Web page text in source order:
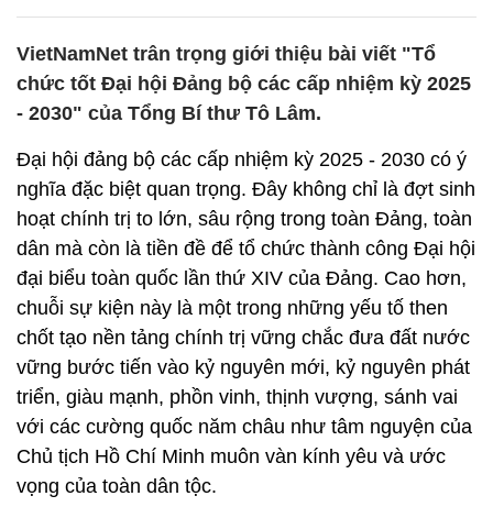
VietNamNet trân trọng giới thiệu bài viết "Tổ
chức tốt Đại hội Đảng bộ các cấp nhiệm kỳ 2025
- 2030" của Tổng Bí thư Tô Lâm.
Đại hội đảng bộ các cấp nhiệm kỳ 2025 - 2030 có ý
nghĩa đặc biệt quan trọng. Đây không chỉ là đợt sinh
hoạt chính trị to lớn, sâu rộng trong toàn Đảng, toàn
dân mà còn là tiền đề để tổ chức thành công Đại hội
đại biểu toàn quốc lần thứ XIV của Đảng. Cao hơn,
chuỗi sự kiện này là một trong những yếu tố then
chốt tạo nền tảng chính trị vững chắc đưa đất nước
vững bước tiến vào kỷ nguyên mới, kỷ nguyên phát
triển, giàu mạnh, phồn vinh, thịnh vượng, sánh vai
với các cường quốc năm châu như tâm nguyện của
Chủ tịch Hồ Chí Minh muôn vàn kính yêu và ước
vọng của toàn dân tộc.